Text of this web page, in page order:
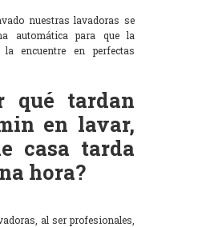
nuestras lavadoras se
automática para que la
la encuentre en perfectas
qué tardan
en lavar,
casa tarda
hora?
al ser profesionales,